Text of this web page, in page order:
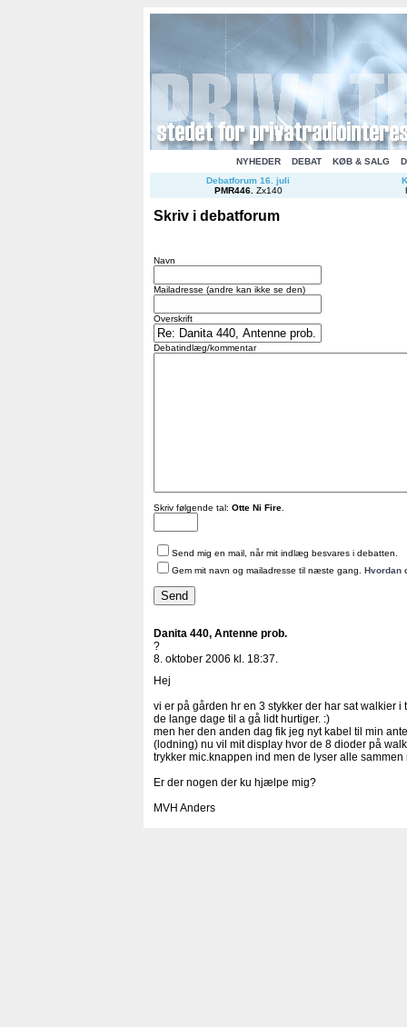
NYHEDER DEBAT KØB & SALG
Debatforum 16. juli
PMR446. Zx140
Skriv i debatforum
Navn
Mailadresse (andre kan ikke se den)
Overskrift
Debatindlæg/kommentar
Skriv følgende tal: Otte Ni Fire
Send mig en mail, når mit indlæg besvares i debatten.
Gem mit navn og mailadresse til næste gang. Hvordan
Danita 440, Antenne prob.
?
8. oktober 2006 kl. 18:37.
Hej
vi er på gården hr en 3 stykker der har sat walkier
de lange dage til a gå lidt hurtiger. :)
men her den anden dag fik jeg nyt kabel til min
(lodning) nu vil mit display hvor de 8 dioder på
trykker mic.knappen ind men de lyser alle
Er der nogen der ku hjælpe mig?
MVH Anders